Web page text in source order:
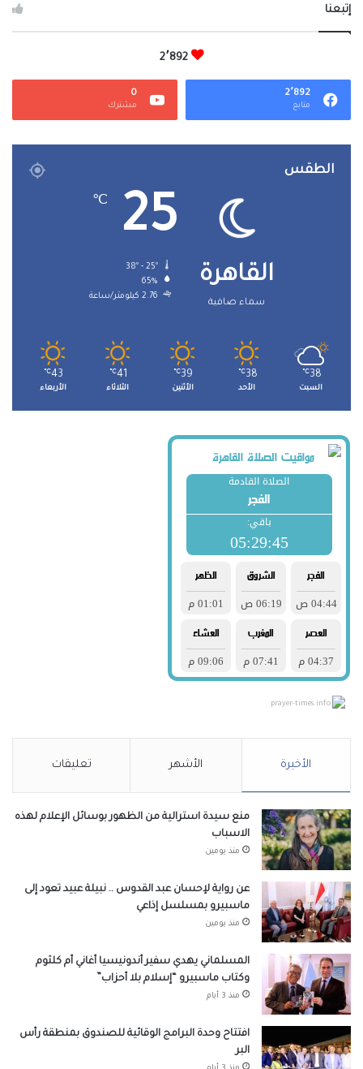
إتبعنا
2٬892
2٬892
متابع
0
مشترك
الطقس
القاهرة
سماء صافية
25
℃
65%
2.76 كيلومتر/ساعة
38
℃
السبت
38
℃
الأحد
39
℃
الأثنين
41
℃
الثلاثاء
43
℃
الأربعاء
prayer-times.info
الأخيرة الأشهر تعليقات
منع سيدة استرالية من الظهور بوسائل الإعلام لهذه
الاسباب
منذ يومين
عن رواية لإحسان عبد القدوس .. نبيلة عبيد تعود إلى
ماسبيرو بمسلسل إذاعي
منذ يومين
المسلماني يهدي سفير أندونيسيا أغاني أم كلثوم
وكتاب ماسبيرو “إسلام بلا أحزاب”
منذ 3 أيام
افتتاح وحدة البرامج الوقائية للصندوق بمنطقة رأس
البر